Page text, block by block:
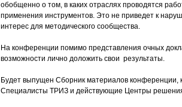
обобщенно о том, в каких отраслях проводятся
применения инструментов. Это не приведет к
интерес для методического сообщества.
На конференции помимо представления очных
возможности лично доложить свои результаты.
Будет выпущен Сборник материалов конференции,
Специалисты ТРИЗ и действующие Центры